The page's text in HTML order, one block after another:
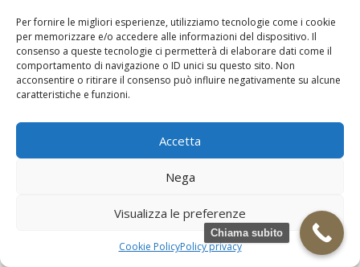
Per fornire le migliori esperienze, utilizziamo tecnologie come i cookie
per memorizzare e/o accedere alle informazioni del dispositivo. Il
consenso a queste tecnologie ci permetterà di elaborare dati come il
comportamento di navigazione o ID unici su questo sito. Non
acconsentire o ritirare il consenso può influire negativamente su alcune
caratteristiche e funzioni.
Accetta
Nega
Visualizza le preferenze
Cookie PolicyPolicy privacy
Casale Monferrato info@zeropensieri-cloud
Chiama subito